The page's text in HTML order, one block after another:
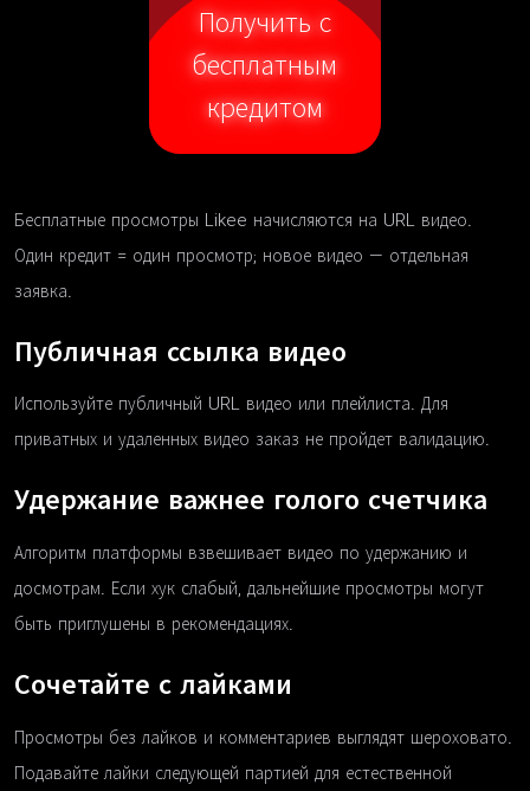
Получить с
бесплатным
кредитом
Бесплатные просмотры Likee начисляются на URL видео.
Один кредит = один просмотр; новое видео — отдельная
заявка.
Публичная ссылка видео
Используйте публичный URL видео или плейлиста. Для
приватных и удаленных видео заказ не пройдет валидацию.
Удержание важнее голого счетчика
Алгоритм платформы взвешивает видео по удержанию и
досмотрам. Если хук слабый, дальнейшие просмотры могут
быть приглушены в рекомендациях.
Сочетайте с лайками
Просмотры без лайков и комментариев выглядят шероховато.
Подавайте лайки следующей партией для естественной